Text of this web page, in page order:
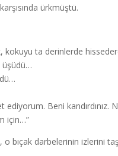
ürkmüştü.
kokuyu ta derinlerde
üşüdü…
Beni
için…”
o bıçak darbelerinin izlerini